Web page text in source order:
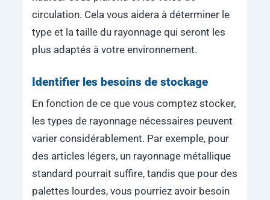
circulation. Cela vous aidera à déterminer le
type et la taille du rayonnage qui seront les
plus adaptés à votre environnement.
Identifier les besoins de stockage
En fonction de ce que vous comptez stocker,
les types de rayonnage nécessaires peuvent
varier considérablement. Par exemple, pour
des articles légers, un rayonnage métallique
standard pourrait suffire, tandis que pour des
palettes lourdes, vous pourriez avoir besoin